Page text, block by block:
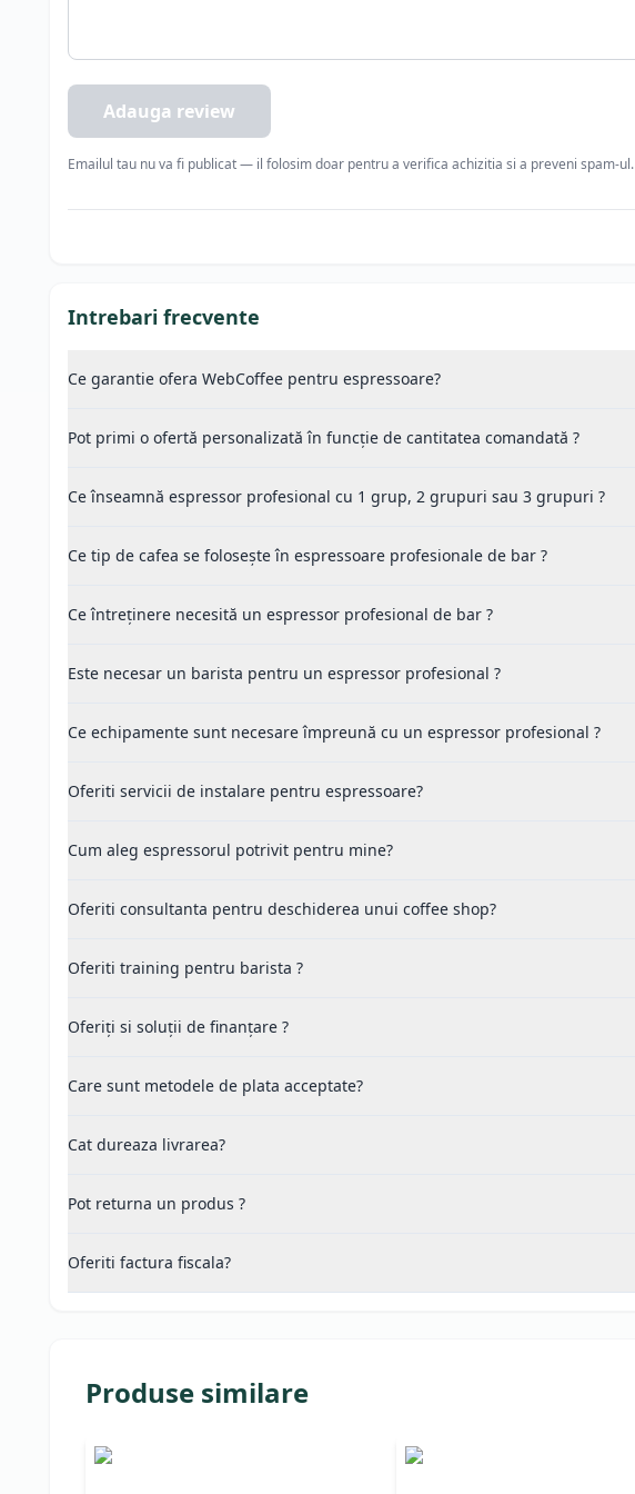
ACMS Astoria Cloud Management System
culoare inox
Adauga review
Emailul tau nu va fi publicat — il folosim doar pentru a verifica achizitia si a preveni spam-ul.
Intrebari frecvente
Ce garantie ofera WebCoffee pentru espressoare?
Pot primi o ofertă personalizată în funcție de cantitatea comandată ?
Ce înseamnă espressor profesional cu 1 grup, 2 grupuri sau 3 grupuri ?
Ce tip de cafea se folosește în espressoare profesionale de bar ?
Ce întreținere necesită un espressor profesional de bar ?
Este necesar un barista pentru un espressor profesional ?
Ce echipamente sunt necesare împreună cu un espressor profesional ?
Oferiti servicii de instalare pentru espressoare?
Cum aleg espressorul potrivit pentru mine?
Oferiti consultanta pentru deschiderea unui coffee shop?
Oferiti training pentru barista ?
Oferiți si soluții de finanțare ?
Care sunt metodele de plata acceptate?
Cat dureaza livrarea?
Pot returna un produs ?
Oferiti factura fiscala?
Produse similare